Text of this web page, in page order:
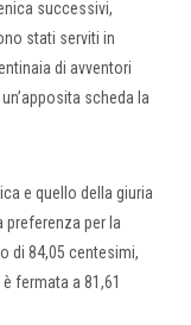
successivi,
stati serviti in
di avventori
scheda la
e quello della giuria
per la
di 84,05 centesimi,
fermata a 81,61